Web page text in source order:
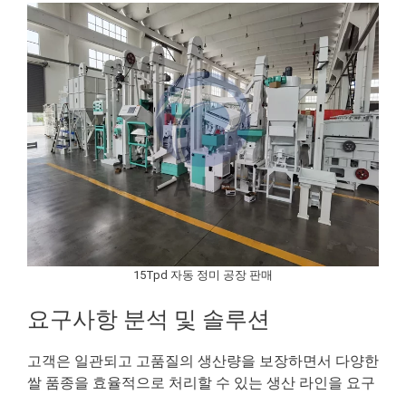
15Tpd 자동 정미 공장 판매
요구사항 분석 및 솔루션
고객은 일관되고 고품질의 생산량을 보장하면서 다양한
쌀 품종을 효율적으로 처리할 수 있는 생산 라인을 요구